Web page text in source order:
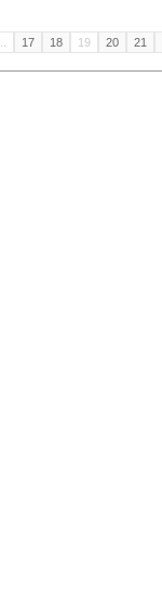
17 18 19 20 21